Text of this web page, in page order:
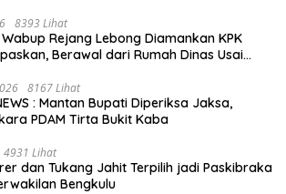
8393 Lihat
Rejang Lebong Diamankan KPK
Berawal dari Rumah Dinas Usai
8167 Lihat
: Mantan Bupati Diperiksa Jaksa,
PDAM Tirta Bukit Kaba
4931 Lihat
dan Tukang Jahit Terpilih jadi Paskibraka
Bengkulu